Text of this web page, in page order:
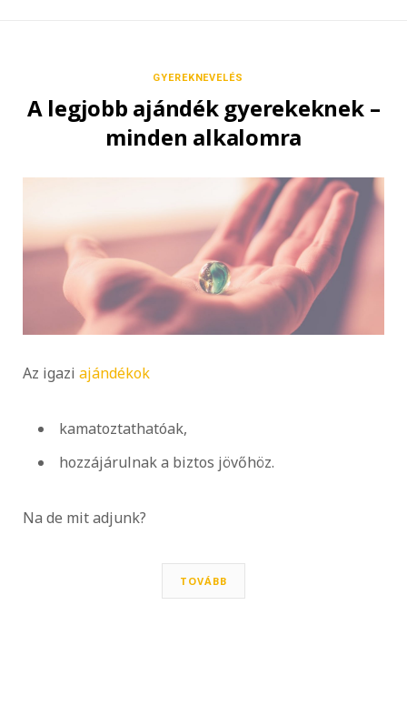
GYEREKNEVELÉS
A legjobb ajándék gyerekeknek –
minden alkalomra
Az igazi ajándékok
kamatoztathatóak,
hozzájárulnak a biztos jövőhöz.
Na de mit adjunk?
TOVÁBB